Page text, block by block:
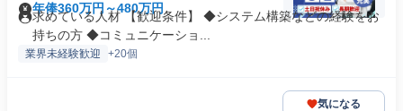
年俸360万円～480万円
求めている人材 【歓迎条件】 ◆システム構築などの経験をお
持ちの方 ◆コミュニケーショ...
業界未経験歓迎 +20個
気になる